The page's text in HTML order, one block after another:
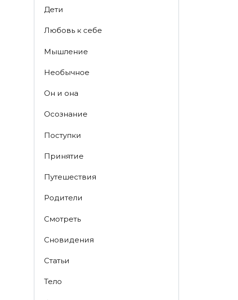
Дети
Любовь к себе
Мышление
Необычное
Он и она
Осознание
Поступки
Принятие
Путешествия
Родители
Смотреть
Сновидения
Статьи
Тело